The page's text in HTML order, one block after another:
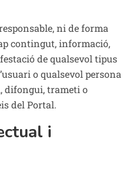
ni de forma
contingut, informació,
de qualsevol tipus
o qualsevol persona
difongui, trameti o
del Portal.
i